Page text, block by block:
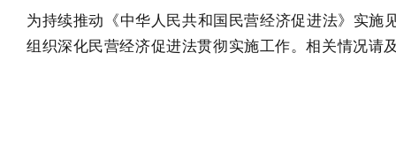
为持续推动《中华人民共和国民营经济促进法》实施
组织深化民营经济促进法贯彻实施工作。相关情况请